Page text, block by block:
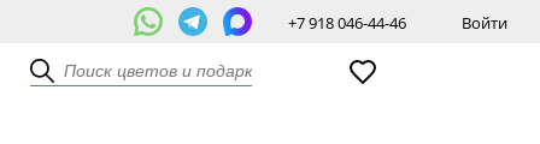
+7 918 046-44-46 Войти